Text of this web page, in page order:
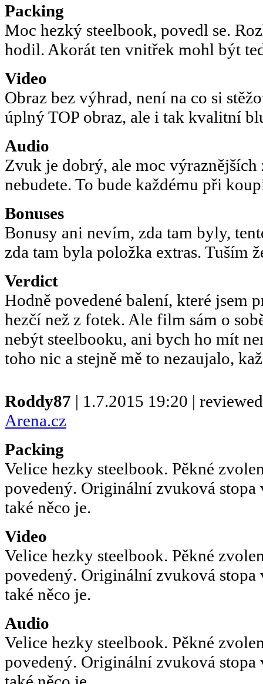
Packing
Moc hezký steelbook, povedl se.
hodil. Akorát ten vnitřek mohl být
Video
Obraz bez výhrad, není na co si
úplný TOP obraz, ale i tak kvalitní
Audio
Zvuk je dobrý, ale moc
nebudete. To bude každému při
Bonuses
Bonusy ani nevím, zda tam byly,
zda tam byla položka extras. Tuším
Verdict
Hodně povedené balení, které jsem
hezčí než z fotek. Ale film sám o
nebýt steelbooku, ani bych ho mít
toho nic a stejně mě to nezaujalo,
Roddy87 | 1.7.2015 19:20 |
Arena.cz
Packing
Velice hezky steelbook. Pěkné
povedený. Originální zvuková stopa
také něco je.
Video
Velice hezky steelbook. Pěkné
povedený. Originální zvuková stopa
také něco je.
Audio
Velice hezky steelbook. Pěkné
povedený. Originální zvuková stopa